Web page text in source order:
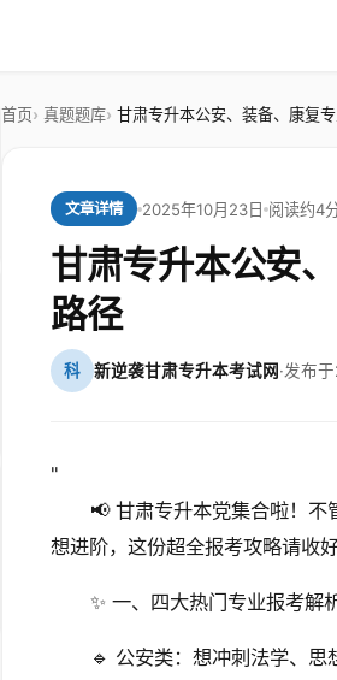
首页 真题题库 甘肃专升本公安、装备、康复
文章详情 2025年10月23日 阅读约4
甘肃专升本公安
路径
科 新逆袭甘肃专升本考试网·发布
"
📢 甘肃专升本党集合啦！
想进阶，这份超全报考攻略请收
✨ 一、四大热门专业报考解
🔹 公安类：想冲刺法学、